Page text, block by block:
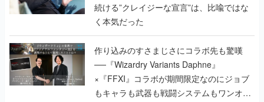
続ける”クレイジーな宣言”は、比喩ではな
く本気だった
作り込みのすさまじさにコラボ先も驚嘆
──『Wizardry Variants Daphne』
×『FFXI』コラボが期間限定なのにジョブ
もキャラも武器も戦闘システムもワンオフ